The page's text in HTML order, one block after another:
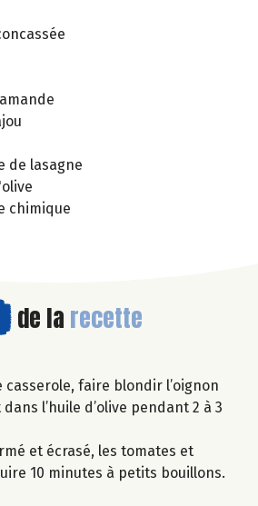
de lasagne
chimique
de la recette
casserole, faire blondir l’oignon
l’huile d’olive pendant 2 à 3
et écrasé, les tomates et
10 minutes à petits bouillons.